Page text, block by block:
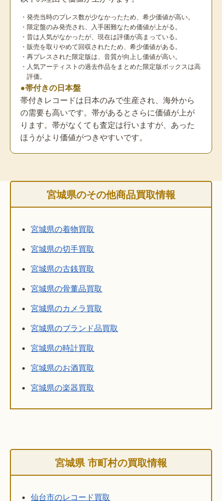
・発売当時のプレス数が少なかったため、希少価値が高い。
・限定盤のみ発売され、入手困難なため価値が上がる。
・昔は人気がなかったが、現在は評価が高まっている。
・販売を取りやめて回収されたため、希少価値がある。
・再プレスされた限定版は、音質が向上し価値が高い。
・人気アーティストの過去作品をまとめた限定版ボックスは高
評価。
●帯付きの日本盤
帯付きレコードは日本のみで生産され、海外から
の需要も高いです。帯があるとさらに価値が上が
ります。帯がなくても査定は行いますが、あった
ほうがより価値がつきやすいです。
宮城県のその他商品買取情報
宮城県の着物買取
宮城県の切手買取
宮城県の古銭買取
宮城県の骨董品買取
宮城県のカメラ買取
宮城県のブランド品買取
宮城県の時計買取
宮城県のお酒買取
宮城県の楽器買取
宮城県 市町村の買取情報
仙台市のレコード買取